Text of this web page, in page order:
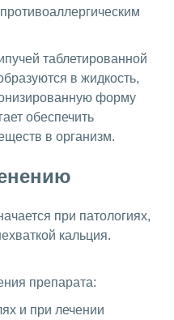
таблетированной
в жидкость,
форму
обеспечить
в организм.
при патологиях,
кальция.
препарата:
и при лечении